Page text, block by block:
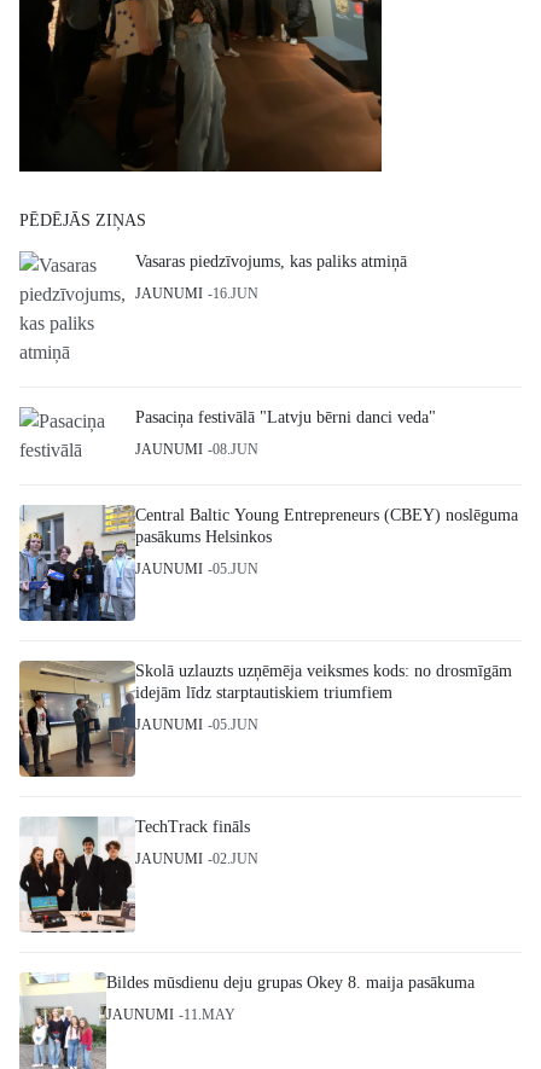
PĒDĒJĀS ZIŅAS
Vasaras piedzīvojums, kas paliks atmiņā
JAUNUMI 16.JUN
Pasaciņa festivālā "Latvju bērni danci veda"
JAUNUMI 08.JUN
Central Baltic Young Entrepreneurs (CBEY) noslēguma
pasākums Helsinkos
JAUNUMI 05.JUN
Skolā uzlauzts uzņēmēja veiksmes kods: no drosmīgām
idejām līdz starptautiskiem triumfiem
JAUNUMI 05.JUN
TechTrack fināls
JAUNUMI 02.JUN
Bildes mūsdienu deju grupas Okey 8. maija pasākuma
JAUNUMI 11.MAY